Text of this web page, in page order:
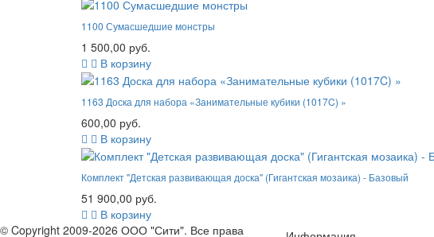
1100 Сумасшедшие монстры
1 500,00 руб.
В корзину
1163 Доска для набора «Занимательные кубики (1017C) »
600,00 руб.
В корзину
Комплект "Детская развивающая доска" (Гигантская мозаика) - Базовый
51 900,00 руб.
В корзину
© Copyright 2009-2026 ООО "Сити". Все права